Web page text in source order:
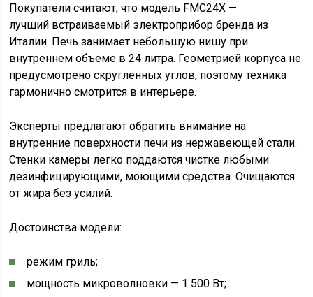
Покупатели считают, что модель FMC24X —
лучший встраиваемый электроприбор бренда из
Италии. Печь занимает небольшую нишу при
внутреннем объеме в 24 литра. Геометрией корпуса не
предусмотрено скругленных углов, поэтому техника
гармонично смотрится в интерьере.
Эксперты предлагают обратить внимание на
внутренние поверхности печи из нержавеющей стали.
Стенки камеры легко поддаются чистке любыми
дезинфицирующими, моющими средства. Очищаются
от жира без усилий.
Достоинства модели:
режим гриль;
мощность микроволновки — 1 500 Вт;